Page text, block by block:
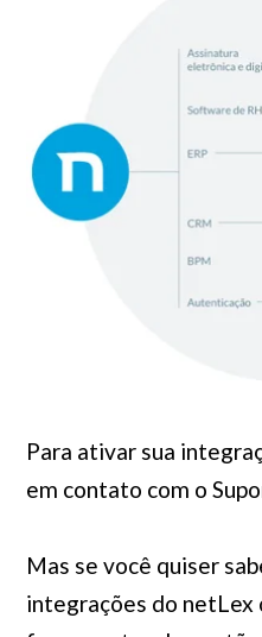
Para ativar sua
em contato com o
Mas se você quiser
integrações do netLex